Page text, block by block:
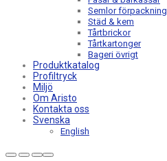
Semlor förpackning
Städ & kem
Tårtbrickor
Tårtkartonger
Bageri övrigt
Produktkatalog
Profiltryck
Miljö
Om Aristo
Kontakta oss
Svenska
English